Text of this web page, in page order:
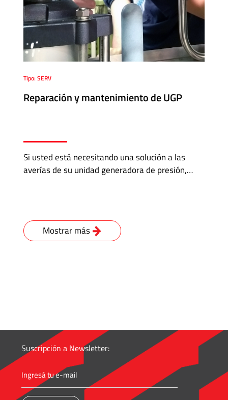
Tipo: SERV
Reparación y mantenimiento de UGP
Si usted está necesitando una solución a las
averías de su unidad generadora de presión,…
Mostrar más
Suscripción a Newsletter: